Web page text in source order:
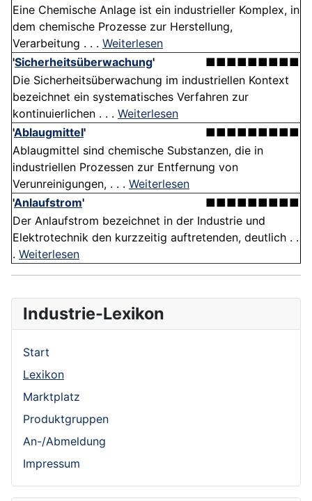
Eine Chemische Anlage ist ein industrieller Komplex, in
dem chemische Prozesse zur Herstellung,
Verarbeitung . . . Weiterlesen
'Sicherheitsüberwachung'
■■■■■■■■■
Die Sicherheitsüberwachung im industriellen Kontext
bezeichnet ein systematisches Verfahren zur
kontinuierlichen . . . Weiterlesen
'Ablaugmittel'
■■■■■■■■■
Ablaugmittel sind chemische Substanzen, die in
industriellen Prozessen zur Entfernung von
Verunreinigungen, . . . Weiterlesen
'Anlaufstrom'
■■■■■■■■■
Der Anlaufstrom bezeichnet in der Industrie und
Elektrotechnik den kurzzeitig auftretenden, deutlich . .
. Weiterlesen
Industrie-Lexikon
Start
Lexikon
Marktplatz
Produktgruppen
An-/Abmeldung
Impressum